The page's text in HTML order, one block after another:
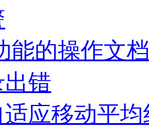
能的操作文
错
应移动平均